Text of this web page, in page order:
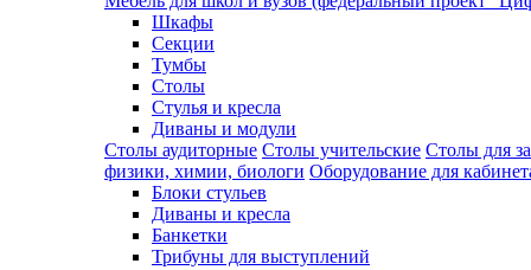
Шкафы
Секции
Тумбы
Столы
Стулья и кресла
Диваны и модули
Столы аудиторные Столы учительские Столы для
физики, химии, биологи Оборудование для
Блоки стульев
Диваны и кресла
Банкетки
Трибуны для выступлений